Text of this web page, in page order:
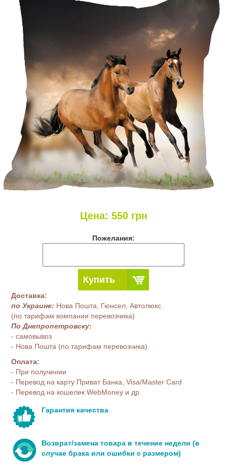
Цена: 550грн
Пожелания:
Купить
Доставка:
по Украине: Нова Пошта, Гюнсел, Автолюкс
(по тарифам компании перевозчика)
По Днепропетровску:
- самовывоз
- Нова Пошта (по тарифам перевозчика)
Оплата:
- При получении
- Перевод на карту Приват Банка, Visa/Master Card
- Перевод на кошелек WebMoney и др.
Гарантия качества
Возврат/замена товара в течение недели (в
случае брака или ошибки с размером)